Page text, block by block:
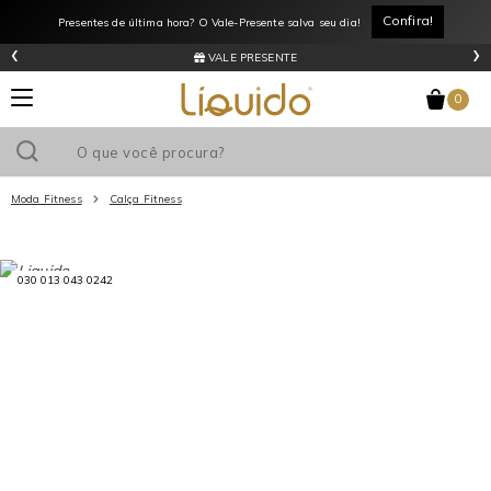
Presentes de última hora? O Vale-Presente salva seu dia! Confira!
VALE PRESENTE
‹ ›
0
Moda Fitness Calça Fitness
Utilize o cupom
030 013 043 0242